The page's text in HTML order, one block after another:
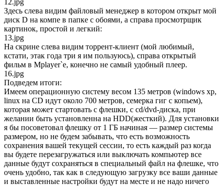
12.jpg
Здесь слева видим файловый менеджер в котором открыт мой
диск D на компе в папке с обоями, а справа просмотрщик
картинок, простой и легкий:
13.jpg
На скрине слева видим торрент-клиент (мой любимый,
кстати, этак года три я им пользуюсь), справа открытый
фильм в Mplayer`e, конечно не самый удобный плеер.
16.jpg
Подведем итоги:
Имеем операционную систему весом 135 метров (windows xp,
linux на CD идут около 700 метров, семерка гиг с копьем),
которая может стартовать с флешки, с cd/dvd-диска, при
желании быть установленна на HDD(жесткий). Для установки
я бы посоветовал флешку от 1 ГБ начиная — размер системы
размером, но не будем забывать, что есть возможность
сохранения вашей текущей сессии, то есть каждый раз когда
вы будете перезагружаться или выключать компьютер все
данные будут сохраняться в специальный файл на флешке, что
очень удобно, так как в следующую загрузку все ваши данные
и выставленные настройки будут на месте и не надо ничего